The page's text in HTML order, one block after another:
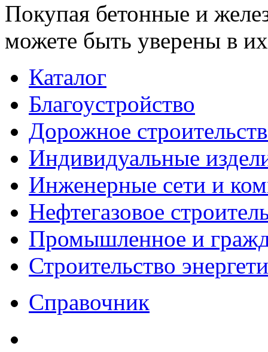
Покупая бетонные и
можете быть уверены в их
Каталог
Благоустройство
Дорожное
Индивидуальные
Инженерные сети и
Нефтегазовое
Промышленное и
Строительство
Справочник